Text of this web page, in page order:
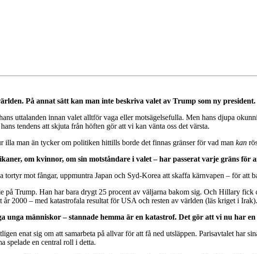
På annat sätt kan man inte beskriva valet av Trump som ny president.
uttalanden innan valet alltför vaga eller motsägelsefulla. Men hans djupa
tendens att skjuta från höften gör att vi kan vänta oss det värsta.
man än tycker om politiken hittills borde det finnas gränser för vad man kan
om kvinnor, om sin motståndare i valet – har passerat varje gräns för
mot fångar, uppmuntra Japan och Syd-Korea att skaffa kärnvapen – för att
på Trump. Han har bara drygt 25 procent av väljarna bakom sig. Och Hillary
2000 – med katastrofala resultat för USA och resten av världen (läs kriget i Irak).
unga människor – stannade hemma är en katastrof. Det gör att vi nu har
enat sig om att samarbeta på allvar för att få ned utsläppen. Parisavtalet har
spelade en central roll i detta.